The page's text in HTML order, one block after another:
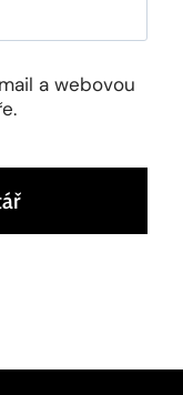
a webovou